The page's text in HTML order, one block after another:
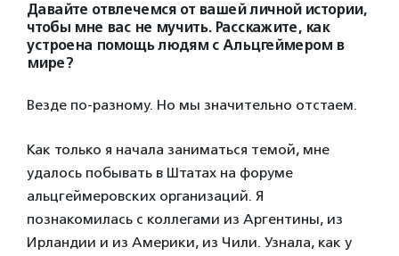
Давайте отвлечемся от вашей личной истории,
чтобы мне вас не мучить. Расскажите, как
устроена помощь людям с Альцгеймером в
мире?
Везде по-разному. Но мы значительно отстаем.
Как только я начала заниматься темой, мне
удалось побывать в Штатах на форуме
альцгеймеровских организаций. Я
познакомилась с коллегами из Аргентины, из
Ирландии и из Америки, из Чили. Узнала, как у